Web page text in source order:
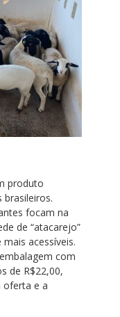
produto
brasileiros.
focam na
de “atacarejo”
acessíveis.
com
de R$22,00,
oferta e a